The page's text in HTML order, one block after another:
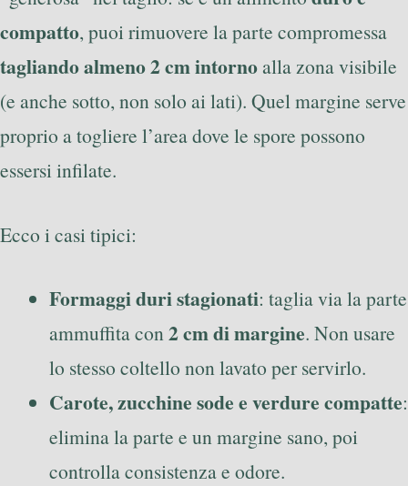
compatto, puoi rimuovere la parte compromessa
tagliando almeno 2 cm intornoalla zona visibile
(e anche sotto, non solo ai lati). Quel margine serve
proprio a togliere l’area dove le spore possono
essersi infilate.
Ecco i casi tipici:
Formaggi duri stagionati: taglia via la parte
ammuffita con2 cm di margine. Non usare
lo stesso coltello non lavato per servirlo.
Carote, zucchine sode e verdure compatte:
elimina la parte e un margine sano, poi
controlla consistenza e odore.